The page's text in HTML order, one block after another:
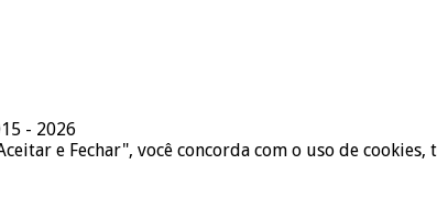
- 2026
e Fechar", você concorda com o uso de